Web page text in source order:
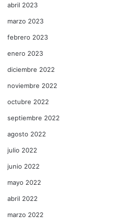
abril 2023
marzo 2023
febrero 2023
enero 2023
diciembre 2022
noviembre 2022
octubre 2022
septiembre 2022
agosto 2022
julio 2022
junio 2022
mayo 2022
abril 2022
marzo 2022